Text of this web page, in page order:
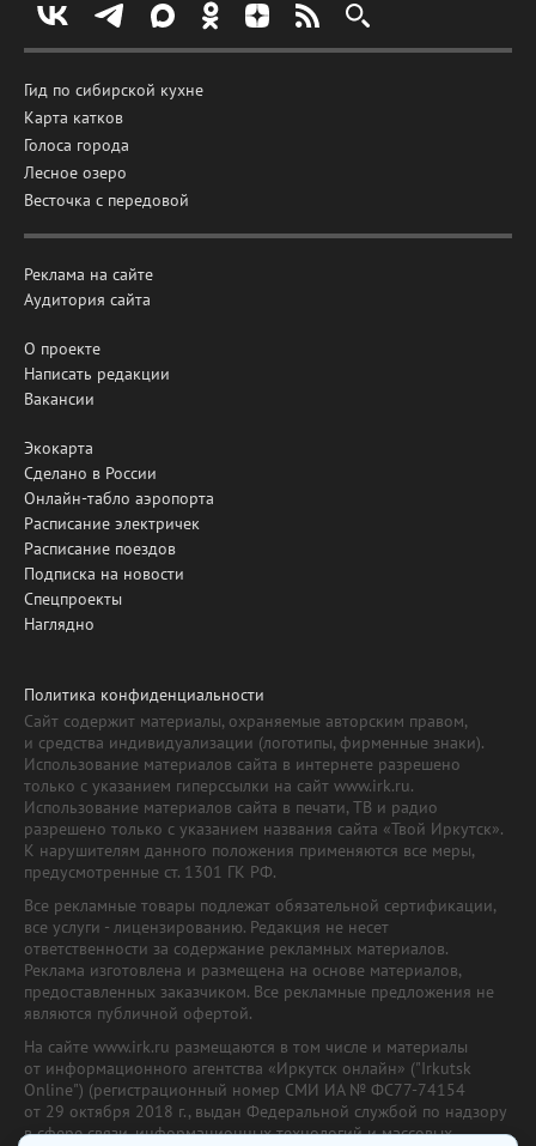
Гид по сибирской кухне
Карта катков
Голоса города
Лесное озеро
Весточка с передовой
Реклама на сайте
Аудитория сайта
О проекте
Написать редакции
Вакансии
Экокарта
Сделано в России
Онлайн-табло аэропорта
Расписание электричек
Расписание поездов
Подписка на новости
Спецпроекты
Наглядно
Политика конфиденциальности
Сайт содержит материалы, охраняемые авторским правом,
и средства индивидуализации (логотипы, фирменные знаки).
Использование материалов сайта в интернете разрешено
только с указанием гиперссылки на сайт www.irk.ru.
Использование материалов сайта в печати, ТВ и радио
разрешено только с указанием названия сайта «Твой Иркутск».
К нарушителям данного положения применяются все меры,
предусмотренные ст. 1301 ГК РФ.
Все рекламные товары подлежат обязательной сертификации,
все услуги - лицензированию. Редакция не несет
ответственности за содержание рекламных материалов.
Реклама изготовлена и размещена на основе материалов,
предоставленных заказчиком. Все рекламные предложения не
являются публичной офертой.
На сайте www.irk.ru размещаются в том числе и материалы
от информационного агентства «Иркутск онлайн» ("Irkutsk
Online") (регистрационный номер СМИ ИА № ФС77-74154
от 29 октября 2018 г., выдан Федеральной службой по надзору
в сфере связи, информационных технологий и массовых